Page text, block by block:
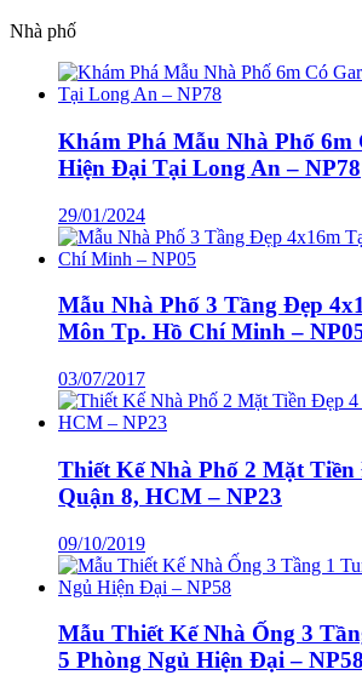
Nhà phố
Khám Phá Mẫu Nhà Phố 6m
Hiện Đại Tại Long An – NP78
29/01/2024
Mẫu Nhà Phố 3 Tầng Đẹp
Môn Tp. Hồ Chí Minh –
03/07/2017
Thiết Kế Nhà Phố 2 Mặt
Quận 8, HCM – NP23
09/10/2019
Mẫu Thiết Kế Nhà Ống 3
5 Phòng Ngủ Hiện Đại – NP58